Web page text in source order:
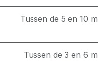
Tussen de 5 en 10 m
Tussen de 3 en 6 m